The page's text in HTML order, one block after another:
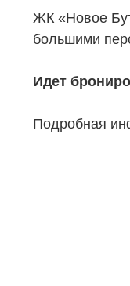
ЖК «Новое
большими
Идет
Подробная